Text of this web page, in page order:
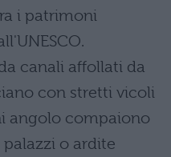
i patrimoni
canali affollati da
con stretti vicoli
angolo compaiono
o ardite